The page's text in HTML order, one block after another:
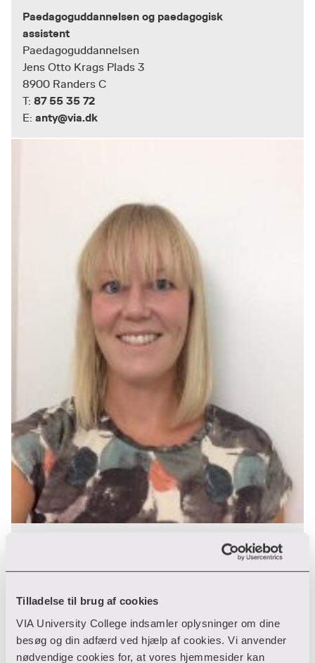
Tilladelse til brug af cookies
VIA University College indsamler oplysninger om dine
besøg og din adfærd ved hjælp af cookies. Vi anvender
nødvendige cookies for, at vores hjemmesider kan
Paedagoguddannelsen og paedagogisk
assistent
Paedagoguddannelsen
Jens Otto Krags Plads 3
8900 Randers C
T: 87 55 35 72
E: anty@via.dk
assistent
Prinsens Allé 2
8800 Viborg